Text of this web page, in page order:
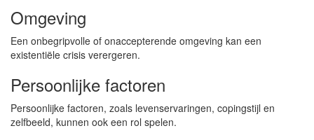
Omgeving
Een onbegripvolle of onaccepterende omgeving kan een
existentiële crisis verergeren.
Persoonlijke factoren
Persoonlijke factoren, zoals levenservaringen, copingstijl en
zelfbeeld, kunnen ook een rol spelen.